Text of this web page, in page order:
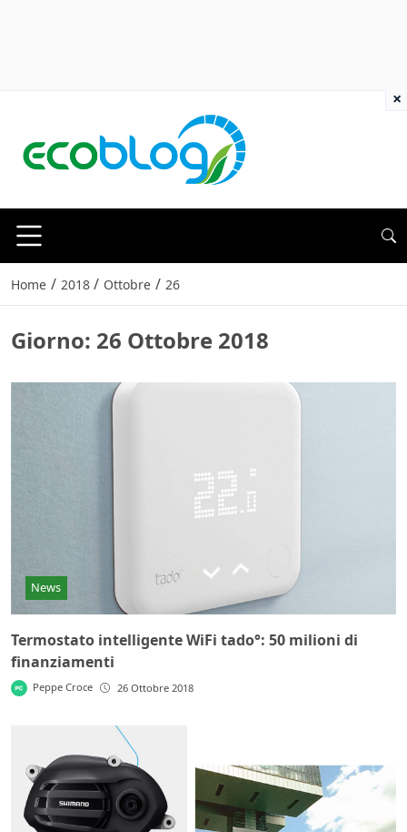
Home / 2018 / Ottobre / 26
Giorno: 26 Ottobre 2018
News
Termostato intelligente WiFi tado°: 50 milioni di
finanziamenti
Peppe Croce 26 Ottobre 2018
×